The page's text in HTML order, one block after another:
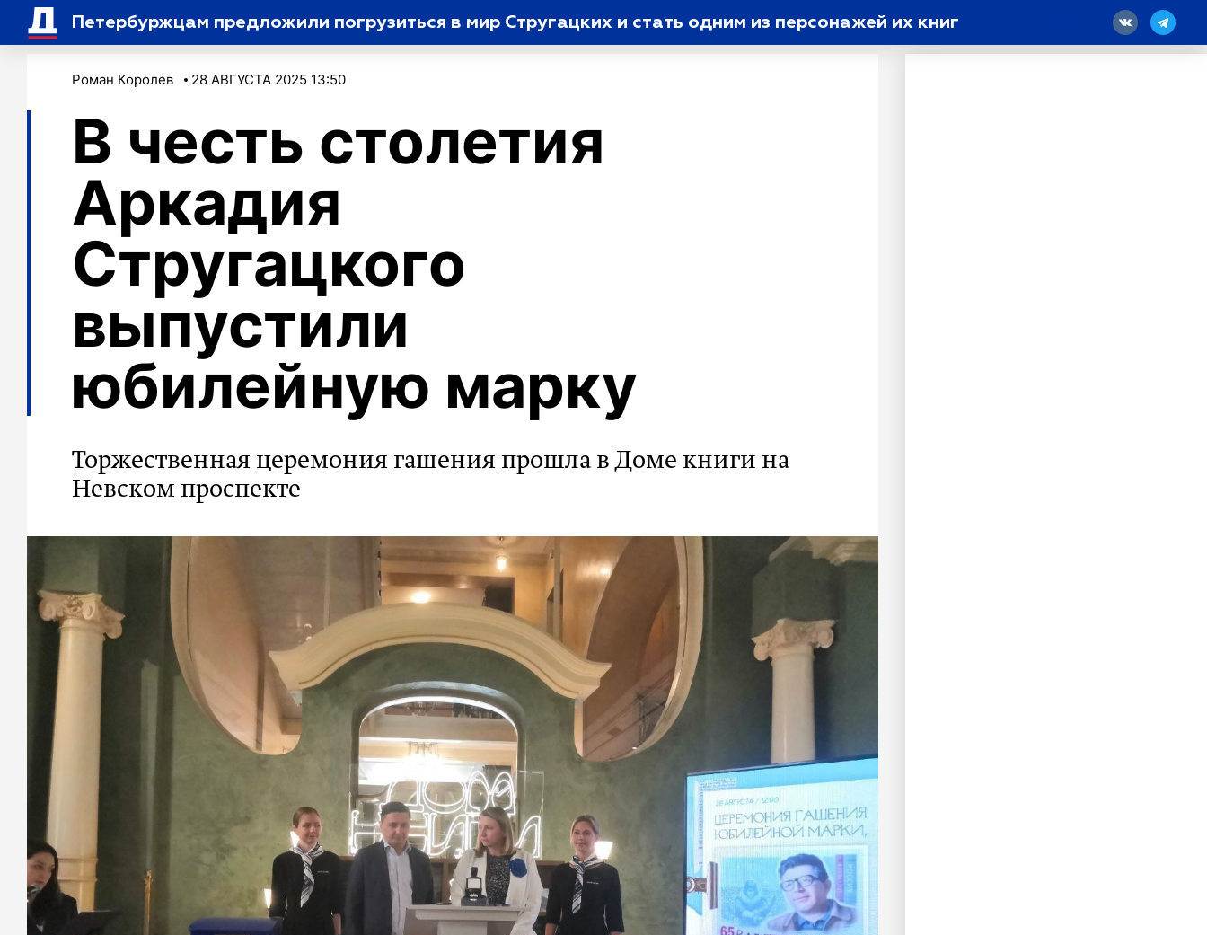
Петербуржцам предложили погрузиться в мир Стругацких и стать одним из персонажей их книг
Роман Королев 28 АВГУСТА 2025 13:50
В честь столетия
Аркадия
Стругацкого
выпустили
юбилейную марку
Торжественная церемония гашения прошла в Доме книги на
Невском проспекте